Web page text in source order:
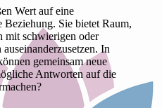
Wert auf eine
Beziehung. Sie bietet Raum,
mit schwierigen oder
In
gemeinsam neue
Antworten auf die